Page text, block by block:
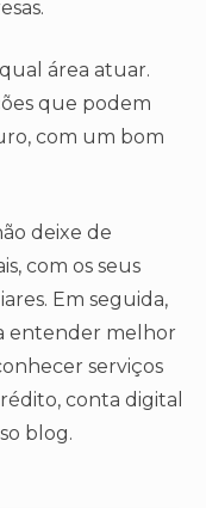
área atuar.
que podem
com um bom
deixe de
com os seus
Em seguida,
entender melhor
serviços
conta digital
blog.